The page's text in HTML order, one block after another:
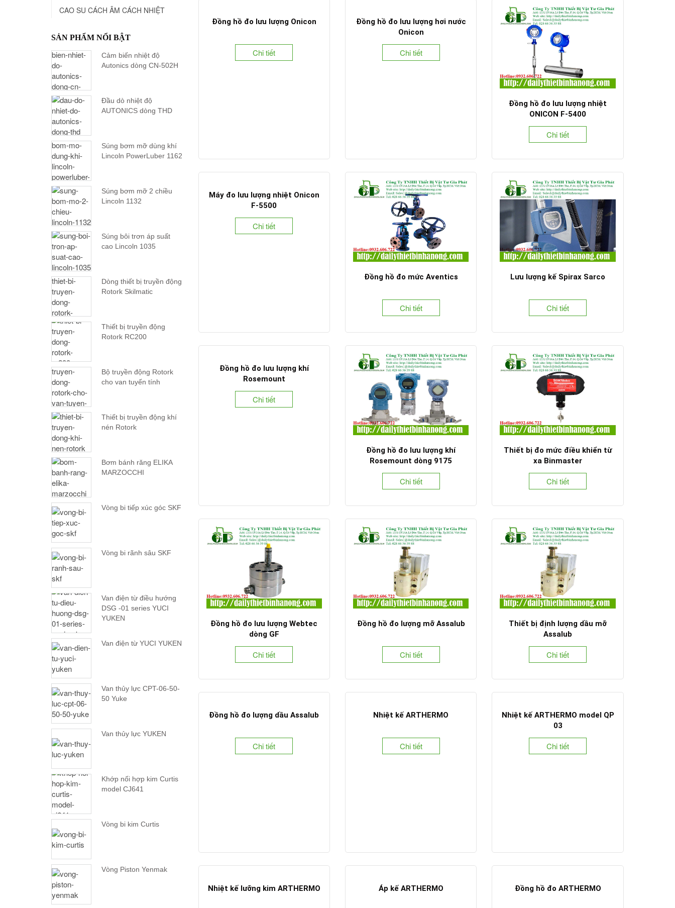
Đồng hồ đo lưu lượng Onicon
Chi tiết
Đồng hồ đo lưu lượng hơi nước
Onicon
Chi tiết
Đồng hồ đo lưu lượng nhiệt
ONICON F-5400
Chi tiết
Máy đo lưu lượng nhiệt Onicon
F-5500
Chi tiết
Đồng hồ đo mức Aventics
Chi tiết
Lưu lượng kế Spirax Sarco
Chi tiết
Đồng hồ đo lưu lượng khí
Rosemount
Chi tiết
Đồng hồ đo lưu lượng khí
Rosemount dòng 9175
Chi tiết
Thiết bị đo mức điều khiển từ
xa Binmaster
Chi tiết
Đồng hồ đo lưu lượng Webtec
dòng GF
Chi tiết
Đồng hồ đo lượng mỡ Assalub
Chi tiết
Thiết bị định lượng dầu mỡ
Assalub
Chi tiết
Đồng hồ đo lượng dầu Assalub
Chi tiết
Nhiệt kế ARTHERMO
Chi tiết
Nhiệt kế ARTHERMO model QP
03
Chi tiết
Nhiệt kế lưỡng kim ARTHERMO Áp kế ARTHERMO Đồng hồ đo ARTHERMO
CAO SU CÁCH ÂM CÁCH NHIỆT
SẢN PHẨM NỔI BẬT
Cảm biến nhiệt độ
Autonics dòng CN-502H
Đầu dò nhiệt độ
AUTONICS dòng THD
Súng bơm mỡ dùng khí
Lincoln PowerLuber 1162
Súng bơm mỡ 2 chiều
Lincoln 1132
Súng bôi trơn áp suất
cao Lincoln 1035
Dòng thiết bị truyền động
Rotork Skilmatic
Thiết bị truyền động
Rotork RC200
Bộ truyền động Rotork
cho van tuyến tính
Thiết bị truyền động khí
nén Rotork
Bơm bánh răng ELIKA
MARZOCCHI
Vòng bi tiếp xúc góc SKF
Vòng bi rãnh sâu SKF
Van điện từ điều hướng
DSG -01 series YUCI
YUKEN
Van điện từ YUCI YUKEN
Van thủy lực CPT-06-50-
50 Yuke
Van thủy lực YUKEN
Khớp nối hợp kim Curtis
model CJ641
Vòng bi kim Curtis
Vòng Piston Yenmak